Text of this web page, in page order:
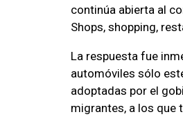
continúa abierta al
Shops, shopping,
La respuesta fue
automóviles sólo
adoptadas por el
migrantes, a los que